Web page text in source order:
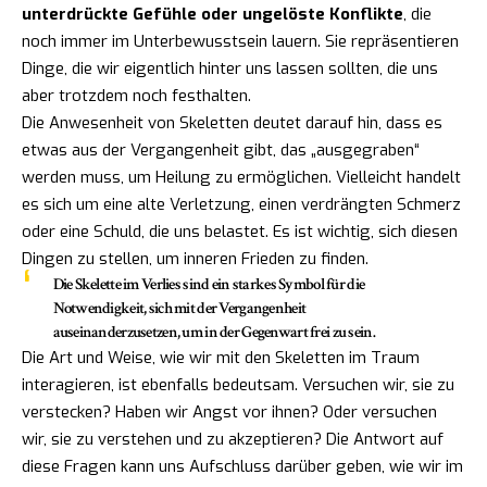
unterdrückte Gefühle oder ungelöste Konflikte, die
noch immer im Unterbewusstsein lauern. Sie repräsentieren
Dinge, die wir eigentlich hinter uns lassen sollten, die uns
aber trotzdem noch festhalten.
Die Anwesenheit von Skeletten deutet darauf hin, dass es
etwas aus der Vergangenheit gibt, das „ausgegraben“
werden muss, um Heilung zu ermöglichen. Vielleicht handelt
es sich um eine alte Verletzung, einen verdrängten Schmerz
oder eine Schuld, die uns belastet. Es ist wichtig, sich diesen
Dingen zu stellen, um inneren Frieden zu finden.
Die Skelette im Verlies sind ein starkes Symbol für die
Notwendigkeit, sich mit der Vergangenheit
auseinanderzusetzen, um in der Gegenwart frei zu sein.
Die Art und Weise, wie wir mit den Skeletten im Traum
interagieren, ist ebenfalls bedeutsam. Versuchen wir, sie zu
verstecken? Haben wir Angst vor ihnen? Oder versuchen
wir, sie zu verstehen und zu akzeptieren? Die Antwort auf
diese Fragen kann uns Aufschluss darüber geben, wie wir im